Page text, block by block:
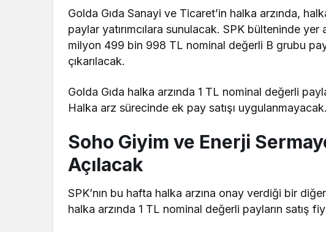
Golda Gıda Sanayi ve Ticaret’in halka arzında,
paylar yatırımcılara sunulacak. SPK bülteninde
milyon 499 bin 998 TL nominal değerli B grubu
çıkarılacak.
Golda Gıda halka arzında 1 TL nominal değerli
Halka arz sürecinde ek pay satışı uygulanmayacak.
Soho Giyim ve Enerji
Açılacak
SPK’nın bu hafta halka arzına onay verdiği bir
halka arzında 1 TL nominal değerli payların satış